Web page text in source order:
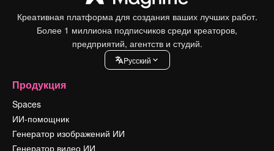
Креативная платформа для создания ваших лучших работ.
Более 1 миллиона подписчиков среди креаторов,
предприятий, агентств и студий.
Pусский
Продукция
Spaces
ИИ-помощник
Генератор изображений ИИ
Генератор видео ИИ